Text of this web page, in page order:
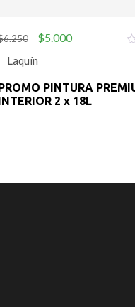
5
6.250 $5.000
Laquín
PINTURA
2 x 18L